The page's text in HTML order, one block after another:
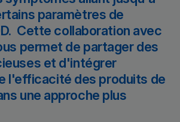
paramètres de
Cette collaboration avec
permet de partager des
et d'intégrer
l'efficacité des produits de
une approche plus